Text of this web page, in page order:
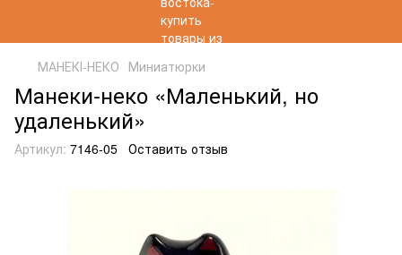
МАНЕКІ-НЕКО Миниатюрки
Манеки-неко «Маленький, но
удаленький»
Артикул: 7146-05 Оставить отзыв